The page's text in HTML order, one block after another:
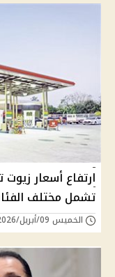
ارتفاع أسعار
تشمل مختلف
الخميس 09/أبريل/2026 - 03:11 م